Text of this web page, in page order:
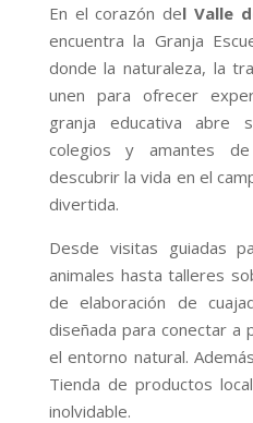
En el corazón del Valle
encuentra la Granja
donde la naturaleza, la
unen para ofrecer
granja educativa abre
colegios y amantes
descubrir la vida en el
divertida.
Desde visitas guiadas
animales hasta talleres
de elaboración de
diseñada para conectar a
el entorno natural.
Tienda de productos
inolvidable.